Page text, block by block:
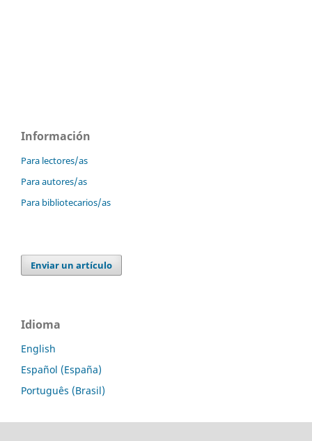
Información
Para lectores/as
Para autores/as
Para bibliotecarios/as
Enviar un artículo
Idioma
English
Español (España)
Português (Brasil)